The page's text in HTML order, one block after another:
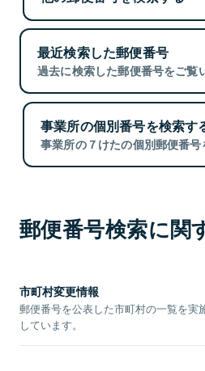
最近検索した郵便番号
過去に検索した郵便番号をご覧
事業所の個別番号を検索す
事業所の７けたの個別郵便番号
郵便番号検索に関
市町村変更情報
郵便番号を公表した市町村の一覧を実
しています。